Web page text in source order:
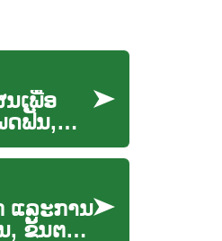
ເພື່ອ
ດຟັນ,
ແລະການ
ຂັ້ນຕອນ